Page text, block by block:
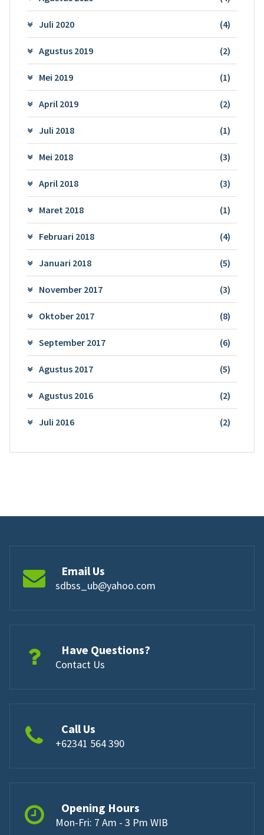
Juli 2020 (4)
Agustus 2019 (2)
Mei 2019 (1)
April 2019 (2)
Juli 2018 (1)
Mei 2018 (3)
April 2018 (3)
Maret 2018 (1)
Februari 2018 (4)
Januari 2018 (5)
November 2017 (3)
Oktober 2017 (8)
September 2017 (6)
Agustus 2017 (5)
Agustus 2016 (2)
Juli 2016 (2)
Email Us
sdbss_ub@yahoo.com
Have Questions?
Contact Us
Call Us
+62341 564 390
Opening Hours
Mon-Fri: 7 Am - 3 Pm WIB